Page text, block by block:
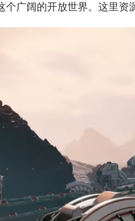
个广阔的开放世界。这里资